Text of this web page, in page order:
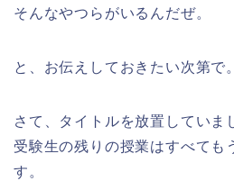
そんなやつらがいるんだぜ。
と、お伝えしておきたい次第で。
さて、タイトルを放置していま
受験生の残りの授業はすべても
す。